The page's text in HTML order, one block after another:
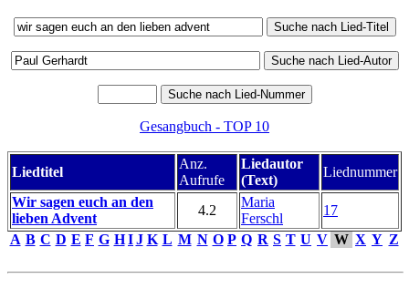
Gesangbuch - TOP 10
Liedtitel
Anz.
Aufrufe
Liedautor
(Text)
Liednummer
Wir sagen euch an den
lieben Advent
4.2
Maria
Ferschl
17
A B C D E F G H IJ K L M N O P Q R S T U V W X Y Z